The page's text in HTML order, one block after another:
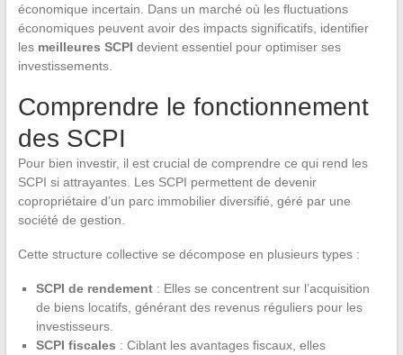
économique incertain. Dans un marché où les fluctuations
économiques peuvent avoir des impacts significatifs, identifier
les meilleures SCPI devient essentiel pour optimiser ses
investissements.
Comprendre le fonctionnement
des SCPI
Pour bien investir, il est crucial de comprendre ce qui rend les
SCPI si attrayantes. Les SCPI permettent de devenir
copropriétaire d’un parc immobilier diversifié, géré par une
société de gestion.
Cette structure collective se décompose en plusieurs types :
SCPI de rendement: Elles se concentrent sur l’acquisition
de biens locatifs, générant des revenus réguliers pour les
investisseurs.
SCPI fiscales : Ciblant les avantages fiscaux, elles